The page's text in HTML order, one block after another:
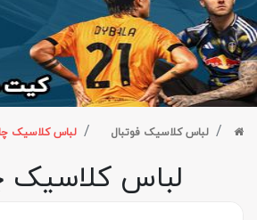
لباس کلاسیک فوتبال لباس کلاسیک
لباس